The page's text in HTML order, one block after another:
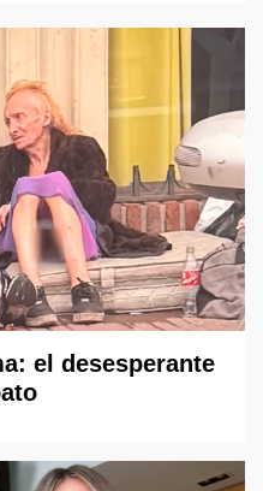
el desesperante